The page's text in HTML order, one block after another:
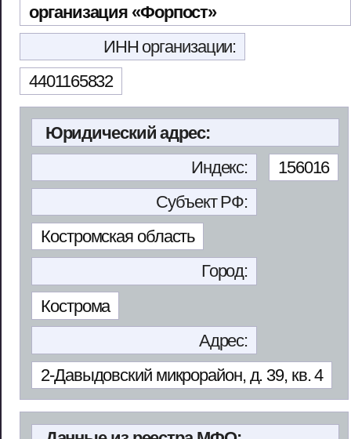
организация «Форпост»
ИНН организации:
4401165832
Юридический адрес:
Индекс:
156016
Субъект РФ:
Костромская область
Город:
Кострома
Адрес:
2-Давыдовский микрорайон, д. 39, кв. 4